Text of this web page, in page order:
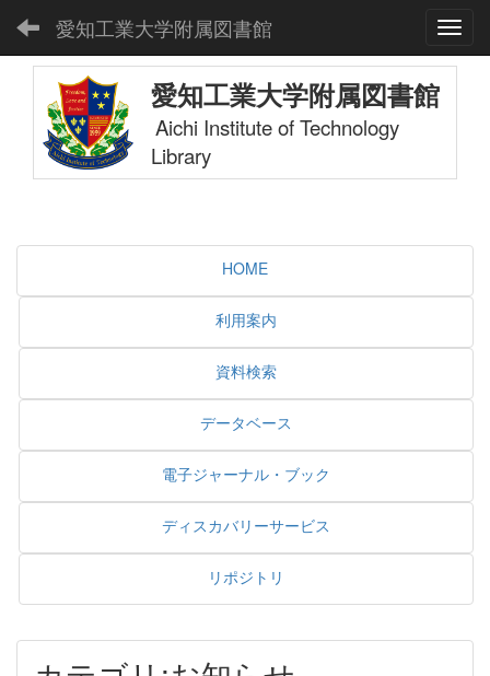
愛知工業大学附属図書館
愛知工業大学附属図書館
Aichi Institute of Technology
Library
HOME
利用案内
資料検索
データベース
電子ジャーナル・ブック
ディスカバリーサービス
リポジトリ